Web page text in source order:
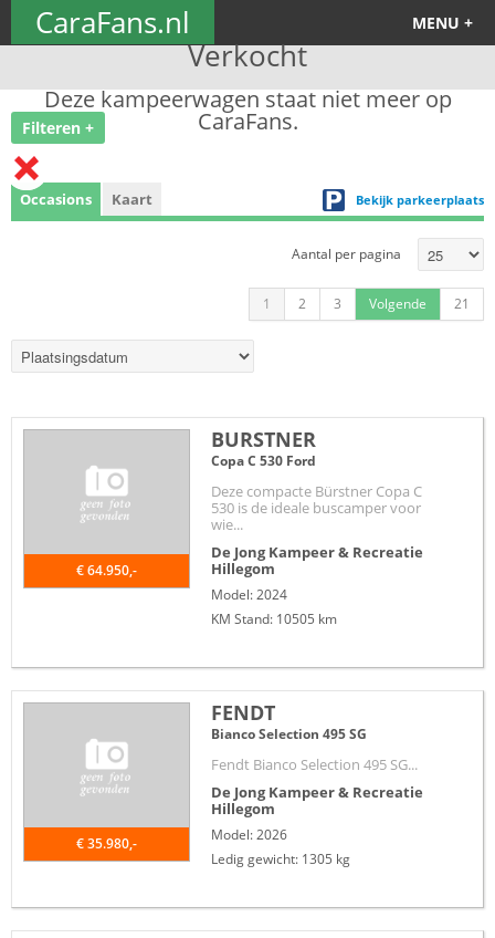
CaraFans.nl MENU +
Filteren +
Bekijk parkeerplaats
Occasions Kaart
Aantal per pagina
1 2 3 Volgende 21
€ 64.950,-
BURSTNER
Copa C 530 Ford
Deze compacte Bürstner Copa C
530 is de ideale buscamper voor
wie...
De Jong Kampeer & Recreatie
Hillegom
Model: 2024
KM Stand: 10505 km
€ 35.980,-
FENDT
Bianco Selection 495 SG
Fendt Bianco Selection 495 SG...
De Jong Kampeer & Recreatie
Hillegom
Model: 2026
Ledig gewicht: 1305 kg
Verkocht
Deze kampeerwagen staat niet meer op
CaraFans.